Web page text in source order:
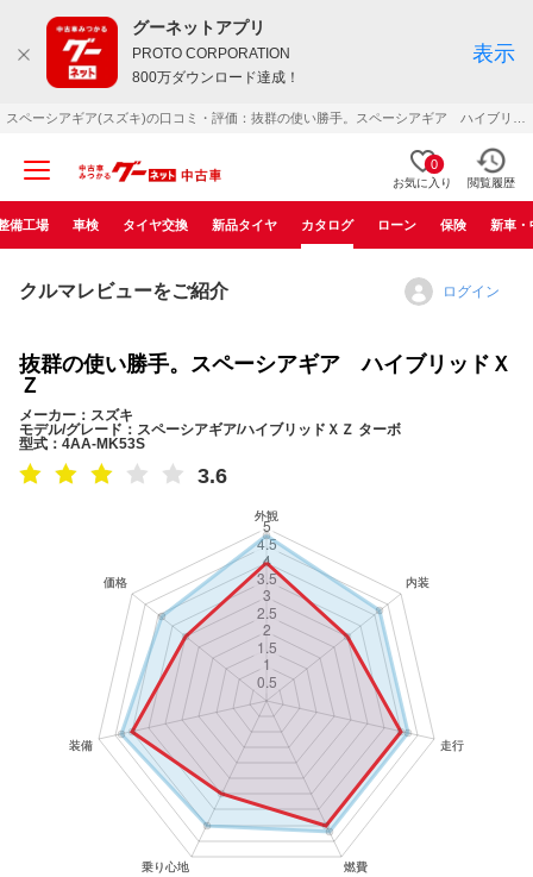
グーネットアプリ
PROTO CORPORATION
800万ダウンロード達成！
表示
0
お気に入り 閲覧履歴
備工場 車検 タイヤ交換 新品タイヤ カタログ ローン 保険 新車・
クルマレビューをご紹介 ログイン
抜群の使い勝手。スペーシアギア ハイブリッドＸ
Ｚ
メーカー：スズキ
モデル/グレード：スペーシアギア/ハイブリッドＸＺ ターボ
型式：4AA-MK53S
3.6